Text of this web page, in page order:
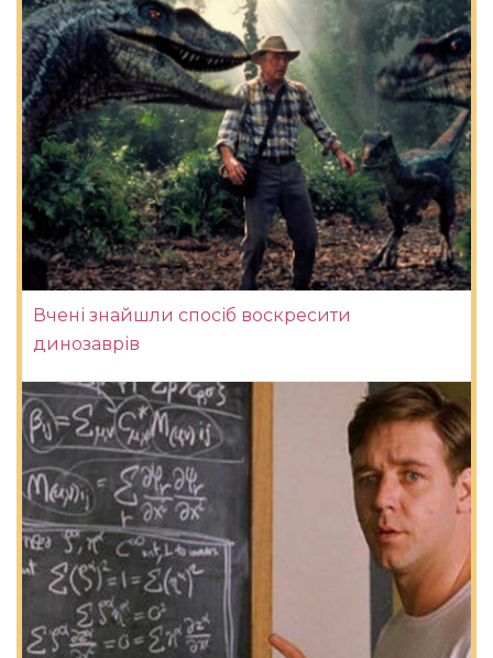
Вчені знайшли спосіб воскресити
динозаврів